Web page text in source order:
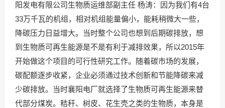
阳发电有限公司生物质运维部副主任 杨涛：因为我们有4台
33万千瓦的机组，相对机组能量偏小，能耗稍微大一些，
降碳压力日益增大。当时整个公司也想到后期碳排放，想
到生物质可再生能源是不是有利于减排效果，所以2015年
开始做这个项目的可行性研究工作。随着碳市场的发展，
碳配额逐步收紧，企业必须通过技术创新和节能降碳来减
少碳排放。当时襄阳电厂就选择了生物质可再生能源来替
代部分煤炭。秸秆、树皮、花生壳之类的生物质，本身是